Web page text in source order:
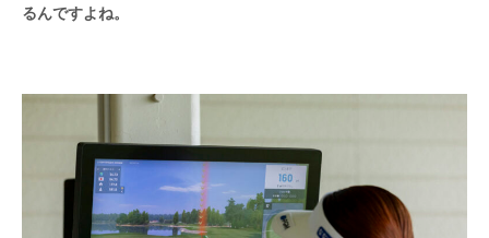
るんですよね。